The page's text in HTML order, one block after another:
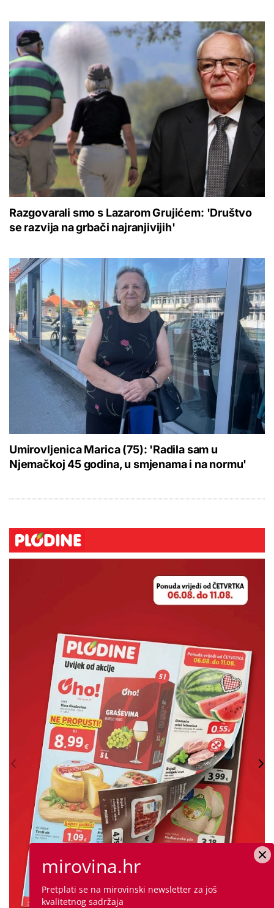
Razgovarali smo s Lazarom Grujićem: 'Društvo
se razvija na grbači najranjivijih'
Umirovljenica Marica (75): 'Radila sam u
Njemačkoj 45 godina, u smjenama i na normu'
mirovina.hr
Pretplati se na mirovinski newsletter za još
kvalitetnog sadržaja